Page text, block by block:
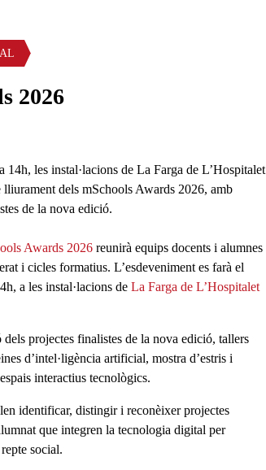
2026
14h, les instal·lacions de La Farga de L’Hospitalet
dels mSchools Awards 2026, amb
de la nova edició.
Awards 2026 reunirà equips docents i alumnes
i cicles formatius. L’esdeveniment es farà el
, a les instal·lacions de La Farga de L’Hospitalet
dels projectes finalistes de la nova edició, tallers
d’intel·ligència artificial, mostra d’estrisi
espais interactiustecnològics.
identificar, distingir i reconèixer projectes
que integren la tecnologia digital per
social.